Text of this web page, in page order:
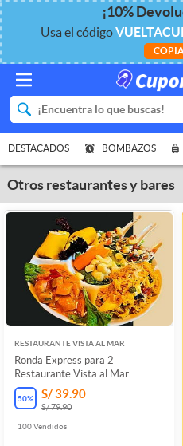
¡10%
Usa el código
DESTACADOS BOMBAZOS
Otros restaurantes y bares
RESTAURANTE VISTA AL MAR
Ronda Express para 2 -
Restaurante Vista al Mar
50% S/ 39.90
S/ 79.90
100Vendidos